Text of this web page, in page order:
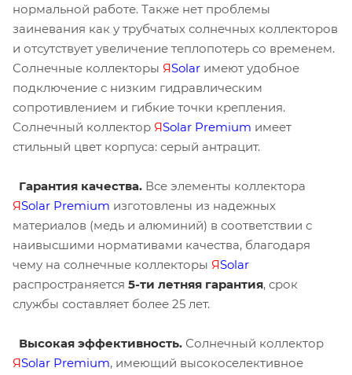
нормальной работе. Также нет проблемы
заиневания как у трубчатых солнечных коллекторов
и отсутствует увеличение теплопотерь со временем.
Солнечные коллекторы ЯSolar имеют удобное
подключение с низким гидравлическим
сопротивлением и гибкие точки крепления.
Солнечный коллектор ЯSolar Premium имеет
стильный цвет корпуса: серый антрацит.
Гарантия качества. Все элементы коллектора
ЯSolar Premium изготовлены из надежных
материалов (медь и алюминий) в соответствии с
наивысшими нормативами качества, благодаря
чему на солнечные коллекторы ЯSolar
распространяется 5-ти летняя гарантия, срок
службы составляет более 25 лет.
Высокая эффективность. Солнечный коллектор
ЯSolar Premium, имеющий высокоселективное